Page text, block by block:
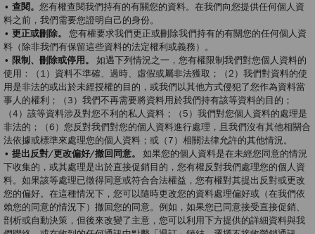
• 查閱。 您有權查閱我們持有的有關您的資料。在我們向您提供任何個人資
料之前，我們需要您證明自己的身份。
• 更正或刪除。
您有權要求我們更正或刪除我們持有的有關您的任何個人資
料（除非我們有保留這些資料的法定權利或義務）。
• 限制、刪除或停用。
如遇下列情況之一，您有權限制我們對您個人資料的
使用：（1）資料不準確、過時、虛假或屬非法獲取；（2）我們對資料的使
用是非法的或出於未經授權的目的，或我們以其他方式侵犯了您作為資料當
事人的權利；（3）我們不再需要將資料用於我們持有該等資料的目的；
（4）該等資料涉及對您不利的私人資料；（5）我們對您個人資料的處理是
非法的；（6）您反對我們對您的個人資料進行處理，且我們沒有其他相關合
法依據或標準來處理您的個人資料；或（7）相關法律允許的其他情況。
• 提出反對/更改偏好/撤回同意。
如果您的個人資料是在未經您同意的情況
下收集的，或其處理是出於直接促銷目的，您有權反對我們處理您的個人資
料。如果該等處理已徵得同意或符合合法權益，您有權對其提出反對或更改
您的偏好。在這種情況下，您可以隨時更改您的資料處理偏好或（在我們依
賴您的同意的情況下）撤回您的同意。例如，如果您已同意接受直接促銷、
剖析或自動決策，但後來改變了主意，您可以利用下方提供的詳細資料與我